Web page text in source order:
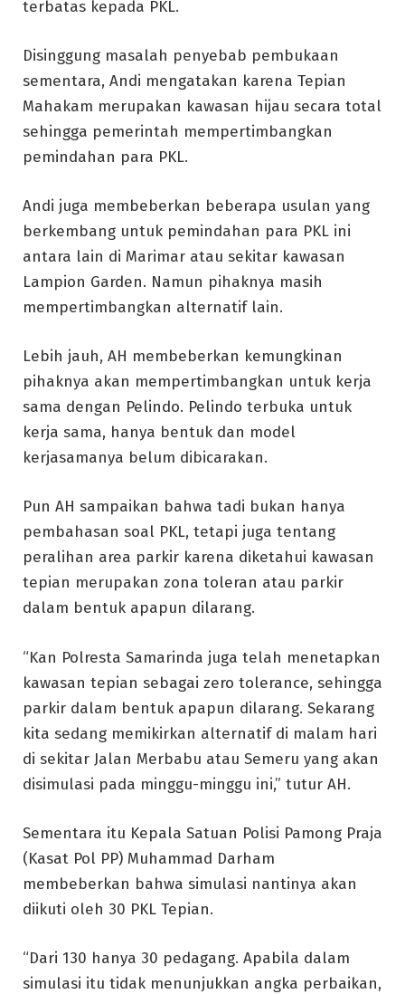
terbatas kepada PKL.
Disinggung masalah penyebab pembukaan
sementara, Andi mengatakan karena Tepian
Mahakam merupakan kawasan hijau secara total
sehingga pemerintah mempertimbangkan
pemindahan para PKL.
Andi juga membeberkan beberapa usulan yang
berkembang untuk pemindahan para PKL ini
antara lain di Marimar atau sekitar kawasan
Lampion Garden. Namun pihaknya masih
mempertimbangkan alternatif lain.
Lebih jauh, AH membeberkan kemungkinan
pihaknya akan mempertimbangkan untuk kerja
sama dengan Pelindo. Pelindo terbuka untuk
kerja sama, hanya bentuk dan model
kerjasamanya belum dibicarakan.
Pun AH sampaikan bahwa tadi bukan hanya
pembahasan soal PKL, tetapi juga tentang
peralihan area parkir karena diketahui kawasan
tepian merupakan zona toleran atau parkir
dalam bentuk apapun dilarang.
“Kan Polresta Samarinda juga telah menetapkan
kawasan tepian sebagai zero tolerance, sehingga
parkir dalam bentuk apapun dilarang. Sekarang
kita sedang memikirkan alternatif di malam hari
di sekitar Jalan Merbabu atau Semeru yang akan
disimulasi pada minggu-minggu ini,” tutur AH.
Sementara itu Kepala Satuan Polisi Pamong Praja
(Kasat Pol PP) Muhammad Darham
membeberkan bahwa simulasi nantinya akan
diikuti oleh 30 PKL Tepian.
“Dari 130 hanya 30 pedagang. Apabila dalam
simulasi itu tidak menunjukkan angka perbaikan,